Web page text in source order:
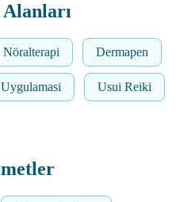
Nöralterapi Dermapen
Usui Reiki